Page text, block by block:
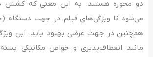
دو محوره هستند. به این معنی که کشش
می‌شود تا ویژگی‌های فیلم در جهت دستگاه
هم‌چنین در جهت عرضی بهبود یابد. این
مانند انعطاف‌پذیری و خواص مکانیکی